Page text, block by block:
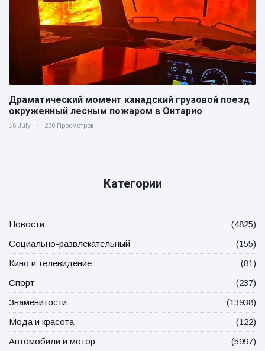
Драматический момент канадский грузовой поезд
окруженный лесным пожаром в Онтарио
16 July 250 Просмотров
Категории
Новости
(4825)
Социально-развлекательный
(155)
Кино и телевидение
(81)
Спорт
(237)
Знаменитости
(13938)
Мода и красота
(122)
Автомобили и мотор
(5997)